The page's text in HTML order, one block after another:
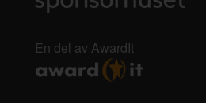
En del av AwardIt